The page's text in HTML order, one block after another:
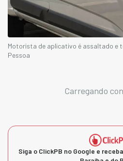
Motorista de aplicativo é assaltado e
Pessoa
Carregando
Siga o ClickPB no Google e